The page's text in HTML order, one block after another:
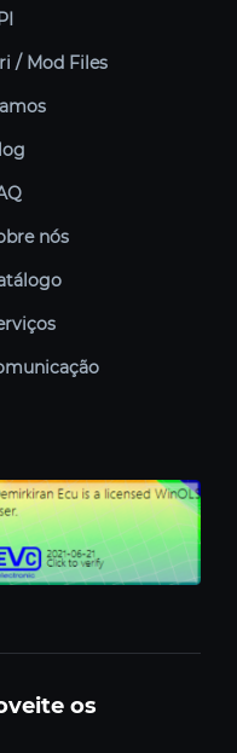
/ Mod Files
nós
os